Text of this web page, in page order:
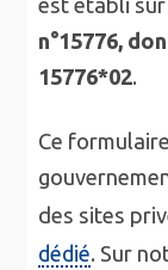
n°15776,
15776*02.
Ce
des sites
dédié. Sur